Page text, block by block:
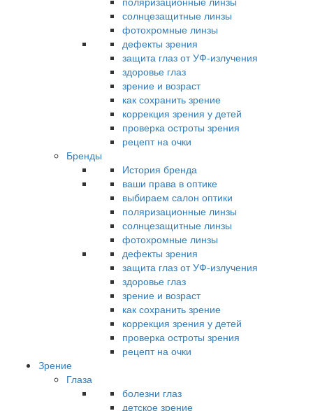
солнцезащитные линзы
фотохромные линзы
дефекты зрения
защита глаз от УФ-излучения
здоровье глаз
зрение и возраст
как сохранить зрение
коррекция зрения у детей
проверка остроты зрения
рецепт на очки
Бренды
История бренда
ваши права в оптике
выбираем салон оптики
поляризационные линзы
солнцезащитные линзы
фотохромные линзы
дефекты зрения
защита глаз от УФ-излучения
здоровье глаз
зрение и возраст
как сохранить зрение
коррекция зрения у детей
проверка остроты зрения
рецепт на очки
Зрение
Глаза
болезни глаз
детское зрение